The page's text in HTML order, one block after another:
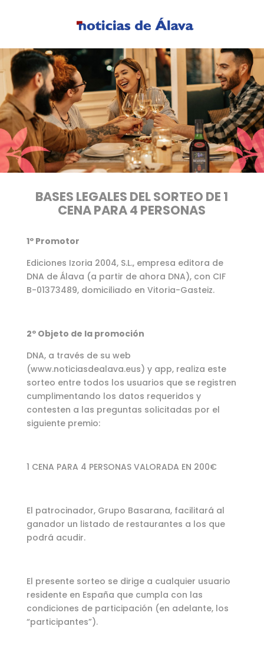
BASES LEGALES DEL SORTEO DE 1
CENA PARA 4 PERSONAS
1º Promotor
Ediciones Izoria 2004, S.L., empresa editora de
DNA de Álava (a partir de ahora DNA), con CIF
B-01373489, domiciliado en Vitoria-Gasteiz.
2º Objeto de la promoción
DNA, a través de su web
(www.noticiasdealava.eus) y app, realiza este
sorteo entre todos los usuarios que se registren
cumplimentando los datos requeridos y
contesten a las preguntas solicitadas por el
siguiente premio:
1 CENA PARA 4 PERSONAS VALORADA EN 200€
El patrocinador, Grupo Basarana, facilitará al
ganador un listado de restaurantes a los que
podrá acudir.
El presente sorteo se dirige a cualquier usuario
residente en España que cumpla con las
condiciones de participación (en adelante, los
“participantes”).